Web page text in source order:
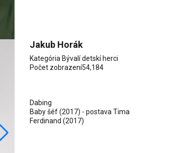
Jakub Horák
Kategória Bývalí detskí herci
Počet zobrazení54,184
Dabing
Baby šéf (2017) - postava Tima
Ferdinand (2017)